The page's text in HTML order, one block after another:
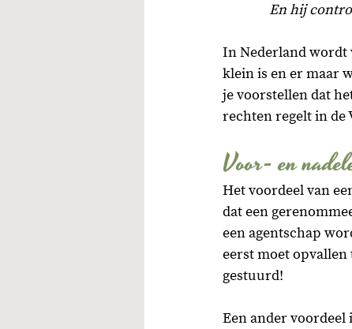
En hij
In Nederland wordt
klein is en er maar
je voorstellen dat
rechten regelt in de
Voor- en
Het voordeel van
dat een
een agentschap
eerst moet
gestuurd!
Een ander